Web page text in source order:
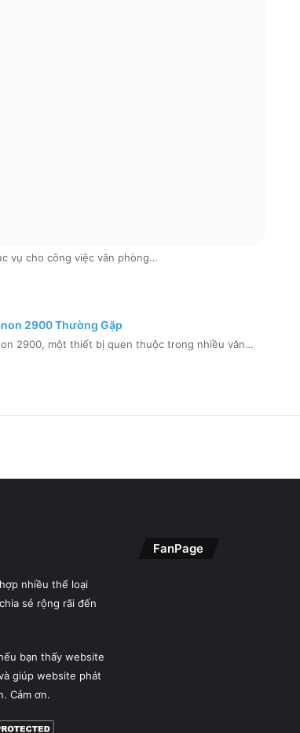
vụ cho công việc văn phòng…
2900 Thường Gặp
2900, một thiết bị quen thuộc trong nhiều văn…
nhiều thể loại
sẻ rộng rãi đến
bạn thấy website
giúp website phát
Cảm ơn.
FanPage